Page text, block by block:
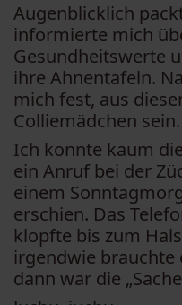
Augenblicklich
informierte mich
Gesundheitswerte
ihre Ahnentafeln.
mich fest, aus
Colliemädchen sein.
Ich konnte kaum
ein Anruf bei der
einem
erschien. Das
klopfte bis zum
irgendwie brauchte
dann war die